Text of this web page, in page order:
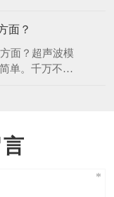
1、超声波
波能量未完全
面？
面？超声波模
单。千万不要